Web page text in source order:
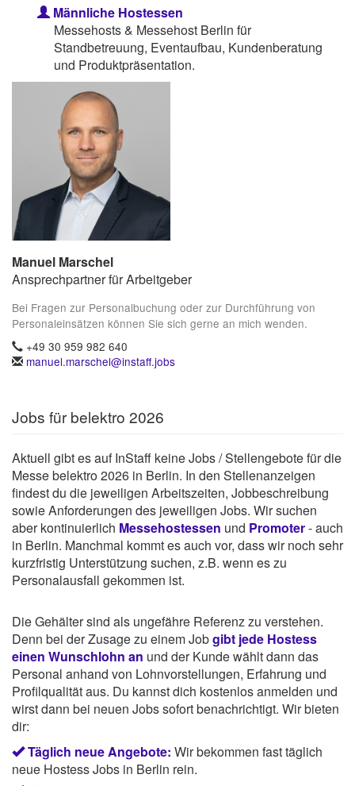
Männliche Hostessen
Messehosts & Messehost Berlin für
Standbetreuung, Eventaufbau, Kundenberatung
und Produktpräsentation.
Manuel Marschel
Ansprechpartner für Arbeitgeber
Bei Fragen zur Personalbuchung oder zur Durchführung von
Personaleinsätzen können Sie sich gerne an mich wenden.
+49 30 959 982 640
manuel.marschel@instaff.jobs
Jobs für belektro 2026
Aktuell gibt es auf InStaff keine Jobs / Stellengebote für die
Messe belektro 2026 in Berlin. In den Stellenanzeigen
findest du die jeweiligen Arbeitszeiten, Jobbeschreibung
sowie Anforderungen des jeweiligen Jobs. Wir suchen
aber kontinuierlich Messehostessen und Promoter- auch
in Berlin. Manchmal kommt es auch vor, dass wir noch sehr
kurzfristig Unterstützung suchen, z.B. wenn es zu
Personalausfall gekommen ist.
Die Gehälter sind als ungefähre Referenz zu verstehen.
Denn bei der Zusage zu einem Jobgibt jede Hostess
einen Wunschlohn an und der Kunde wählt dann das
Personal anhand von Lohnvorstellungen, Erfahrung und
Profilqualität aus. Du kannst dich kostenlos anmelden und
wirst dann bei neuen Jobs sofort benachrichtigt. Wir bieten
dir:
Täglich neue Angebote: Wir bekommen fast täglich
neue Hostess Jobs in Berlin rein.